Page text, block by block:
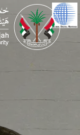
Skip to main